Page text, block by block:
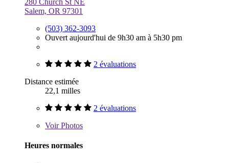
Salem, OR 97301
(503) 362-3093
Ouvert aujourd'hui de 9h30 am à 5h30 pm
2 évaluations
Distance estimée
22,1 milles
2 évaluations
VoirPhotos
Heures normales